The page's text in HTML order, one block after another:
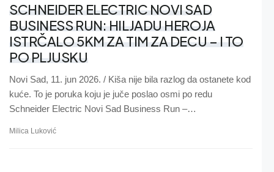
SCHNEIDER ELECTRIC NOVI SAD
BUSINESS RUN: HILJADU HEROJA
ISTRČALO 5KM ZA TIM ZA DECU – I TO
PO PLJUSKU
Novi Sad, 11. jun 2026. / Kiša nije bila razlog da ostanete kod
kuće. To je poruka koju je juče poslao osmi po redu
Schneider Electric Novi Sad Business Run –…
Milica Luković